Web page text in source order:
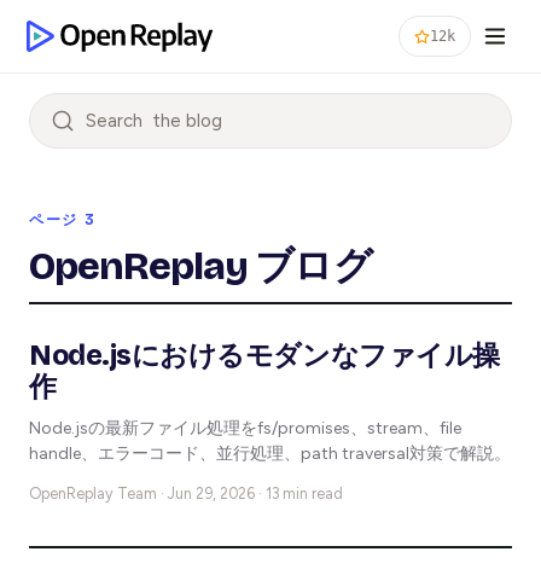
12k
Search
ページ 3
OpenReplay ブログ
Node.jsにおけるモダンなファイル操
作
Node.jsの最新ファイル処理をfs/promises、stream、file
handle、エラーコード、並行処理、path traversal対策で解説。
OpenReplay Team · Jun 29, 2026 · 13 min read